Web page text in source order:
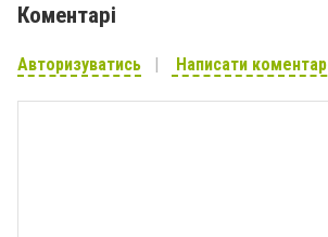
Коментарі
Авторизуватись Написати